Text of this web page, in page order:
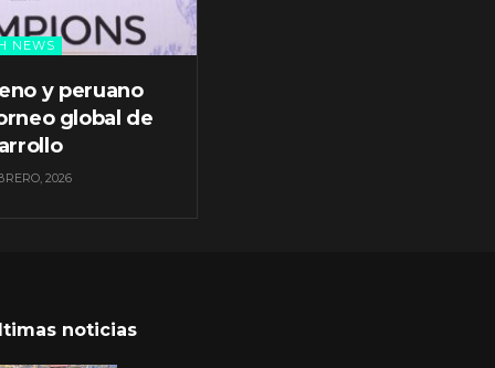
NEWS
y peruano
global de
2026
noticias